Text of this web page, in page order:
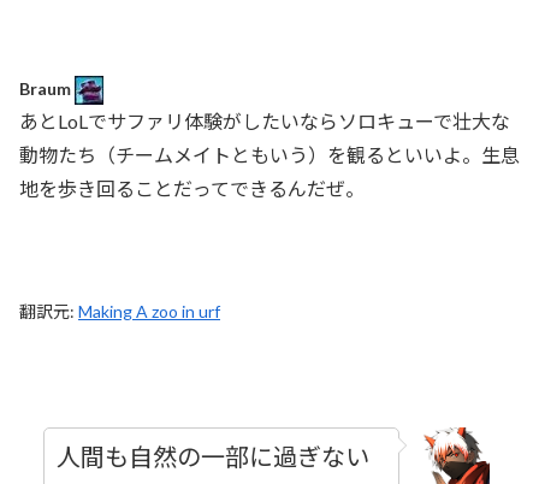
Braum
あとLoLでサファリ体験がしたいならソロキューで壮大な
動物たち（チームメイトともいう）を観るといいよ。生息
地を歩き回ることだってできるんだぜ。
翻訳元: Making A zoo in urf
人間も自然の一部に過ぎない